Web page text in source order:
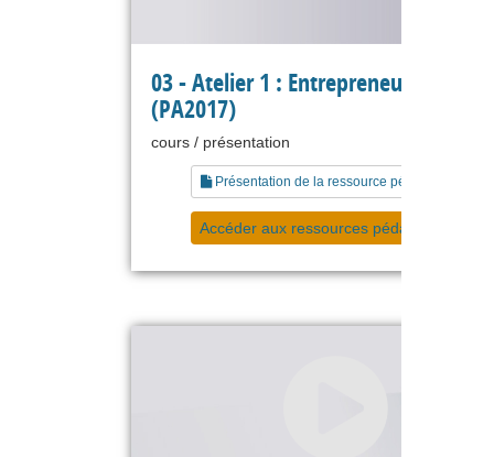
03 - Atelier 1 : Entrepreneuriat Agile
(PA2017)
cours / présentation
Présentation de la ressource pédagogique
Accéder aux ressources pédagogiques